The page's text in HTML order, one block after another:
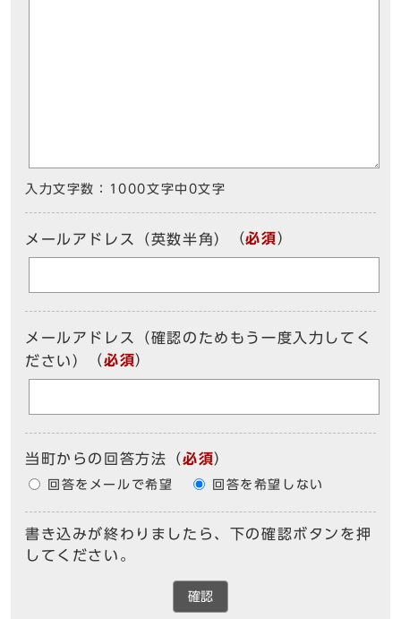
入力文字数： 1000文字中 0文字
メールアドレス（英数半角） （必須）
メールアドレス（確認のためもう一度入力してく
ださい）
（必須）
当町からの回答方法 （必須）
回答をメールで希望 回答を希望しない
書き込みが終わりましたら、下の確認ボタンを押
してください。
確認